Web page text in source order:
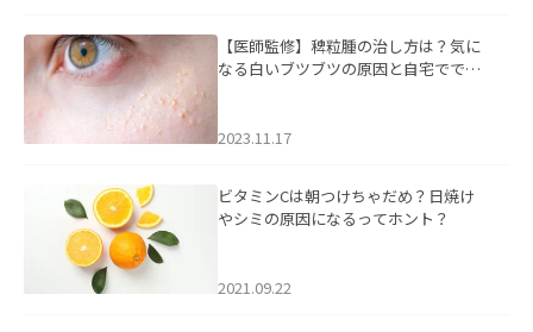
【医師監修】稗粒腫の治し方は？気に
なる白いブツブツの原因と自宅ででき
2023.11.17
ビタミンCは朝つけちゃだめ？日焼け
やシミの原因になるってホント？
2021.09.22